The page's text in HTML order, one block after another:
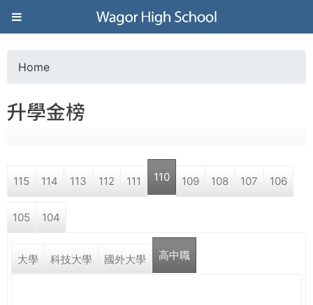
Jump to navigation
葳
格
高
學
o
a
r
e
Home
升學金榜
115 114 113 112 111 110 109 108 107 106
105 104
大學 科技大學 國外大學 高中職